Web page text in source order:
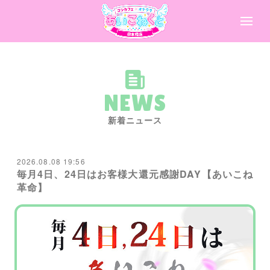
NEWS
新着ニュース
2026.08.08 19:56
毎月4日、24日はお客様大還元感謝DAY【あいこね
革命】